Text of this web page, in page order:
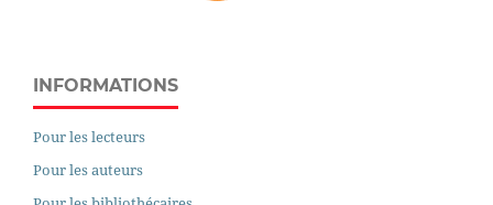
INFORMATIONS
Pour les lecteurs
Pour les auteurs